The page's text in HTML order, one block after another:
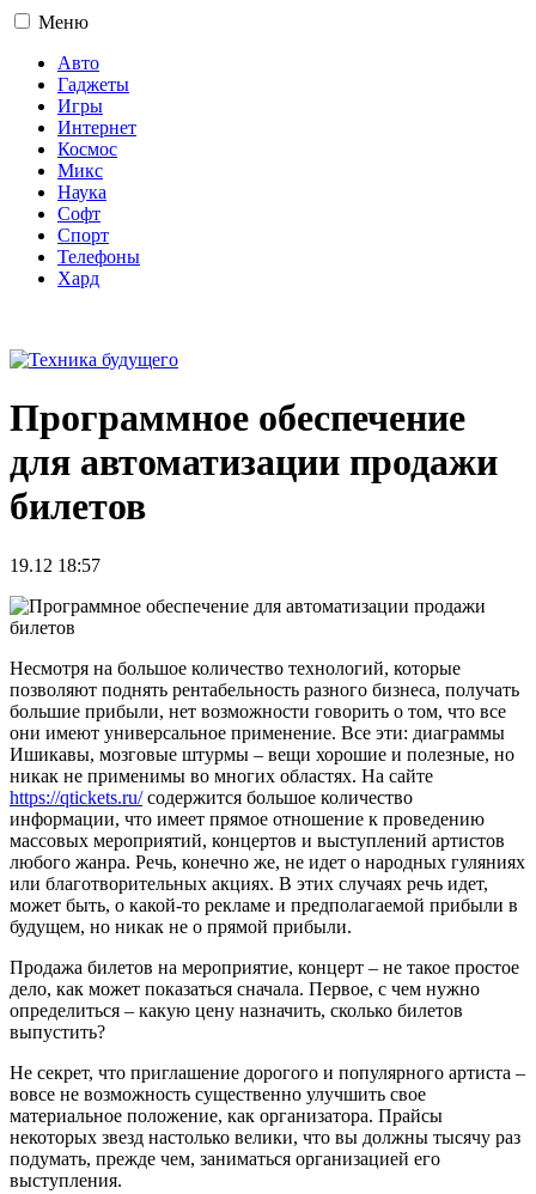
Меню
Авто
Гаджеты
Игры
Интернет
Космос
Микс
Наука
Софт
Спорт
Телефоны
Хард
Программное обеспечение
для автоматизации продажи
билетов
19.12 18:57
Несмотря на большое количество технологий, которые
позволяют поднять рентабельность разного бизнеса, получать
большие прибыли, нет возможности говорить о том, что все
они имеют универсальное применение. Все эти: диаграммы
Ишикавы, мозговые штурмы – вещи хорошие и полезные, но
никак не применимы во многих областях. На сайте
https://qtickets.ru/содержится большое количество
информации, что имеет прямое отношение к проведению
массовых мероприятий, концертов и выступлений артистов
любого жанра. Речь, конечно же, не идет о народных гуляниях
или благотворительных акциях. В этих случаях речь идет,
может быть, о какой-то рекламе и предполагаемой прибыли в
будущем, но никак не о прямой прибыли.
Продажа билетов на мероприятие, концерт – не такое простое
дело, как может показаться сначала. Первое, с чем нужно
определиться – какую цену назначить, сколько билетов
выпустить?
Не секрет, что приглашение дорогого и популярного артиста –
вовсе не возможность существенно улучшить свое
материальное положение, как организатора. Прайсы
некоторых звезд настолько велики, что вы должны тысячу раз
подумать, прежде чем, заниматься организацией его
выступления.